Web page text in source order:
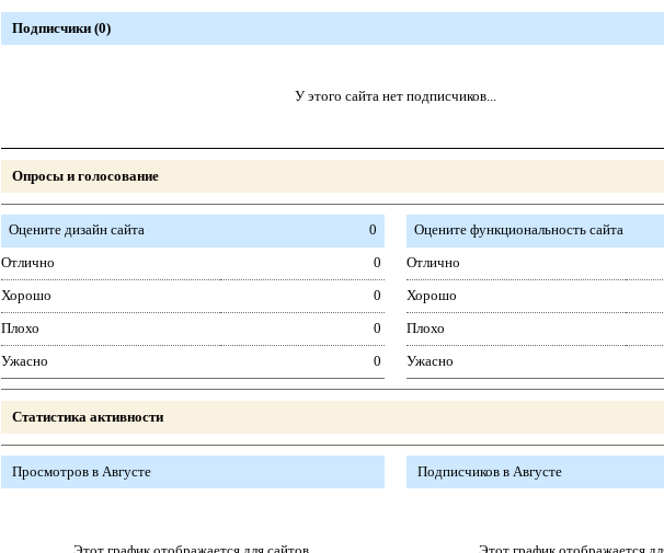
Подписчики (0)
У этого сайта нет подписчиков...
Опросы и голосование
Оцените дизайн сайта
0
Отлично
0
Хорошо
0
Плохо
0
Ужасно
0
Оцените функциональность сайта
Отлично
Хорошо
Плохо
Ужасно
Статистика активности
Просмотров в Августе Подписчиков в Августе